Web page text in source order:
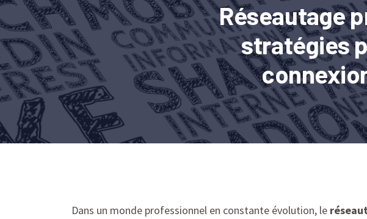
Réseautage
stratégies
Dans un monde professionnel en constante évolution, le